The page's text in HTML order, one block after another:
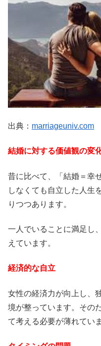
出典： marriageuniv.com
結婚に対する価値観の変
昔に比べて、「結婚＝幸
しなくても自立した人生
りつつあります。
一人でいることに満足し
えています。
経済的な自立
女性の経済力が向上し、
境が整っています。その
て考える必要が薄れてい